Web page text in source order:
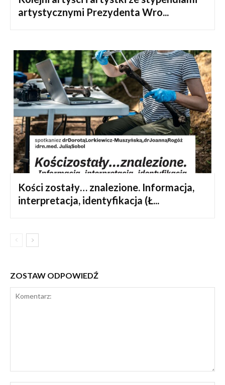
artystycznymi Prezydenta Wro...
Kości zostały… znalezione. Informacja,
interpretacja, identyfikacja (Ł...
ZOSTAW ODPOWIEDŹ